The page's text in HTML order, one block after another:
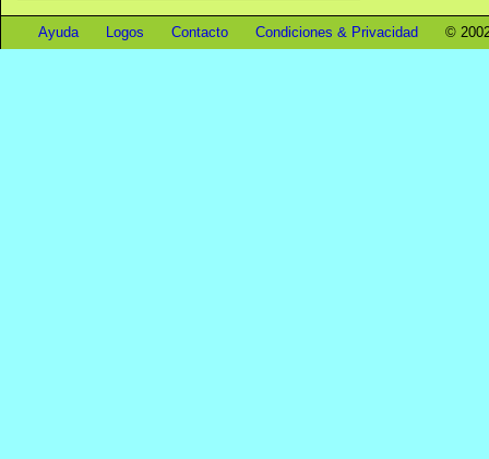
Ayuda Logos Contacto Condiciones & Privacidad ©